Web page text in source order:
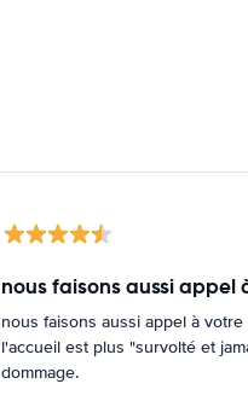
nous faisons aussi appel
nous faisons aussi appel à votre
l'accueil est plus "survolté et
dommage.